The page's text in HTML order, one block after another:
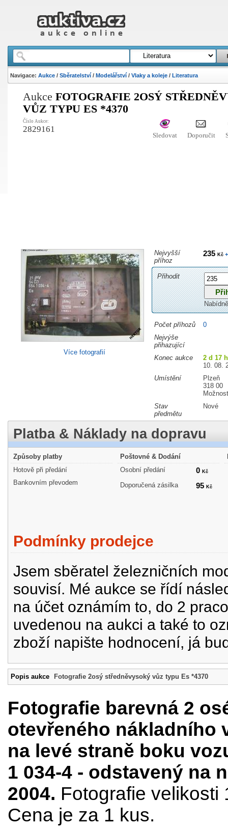
Navigace: Aukce/ Sběratelství/ Modelářství/ Vlaky a koleje/ Literatura
Aukce FOTOGRAFIE 2OSÝ
VŮZ TYPU ES *4370
Číslo Aukce:
2829161
Sledovat Doporučit
Více fotografií
Nejvyšší
příhoz
235 Kč+
Přihodit
Počet příhozů
0
Nejvýše
přihazující
Konec aukce
2 d 17
10. 08.
Umístění
Plzeň
318 00
Stav
předmětu
Nové
Platba & Náklady na dopravu
Způsoby platby
Hotově při předání
Bankovním převodem
Poštovné & Dodání
Osobní předání
0 Kč
Doporučená zásilka 95 Kč
Podmínky prodejce
Jsem sběratel železničních
souvisí. Mé aukce se řídí
na účet oznámím to, do 2
uvedenou na aukci a také to
zboží napište hodnocení, já
Popis aukce Fotografie 2osý středněvysoký vůz typu Es *4370
Fotografie barevná 2
otevřeného nákladního
na levé straně boku
1 034-4 - odstavený na
2004. Fotografie velikosti
Cena je za 1 kus.